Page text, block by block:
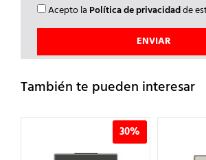
Acepto la Política de privacidadde
También te pueden interesar
30%